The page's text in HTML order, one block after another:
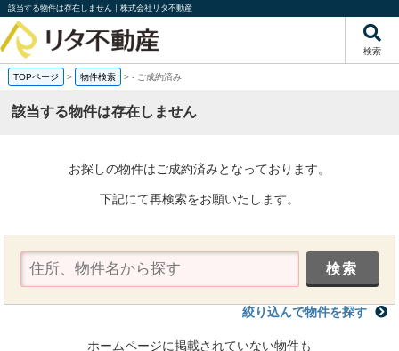
該当する物件は存在しません｜株式会社リタ不動産
検索
TOPページ > 物件検索 >- ご成約済み
該当する物件は存在しません
お探しの物件はご成約済みとなっております。
下記にて再検索をお願いたします。
絞り込んで物件を探す
ホームページに掲載されていない物件も